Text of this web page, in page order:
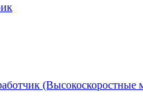
(Высокоскоростные